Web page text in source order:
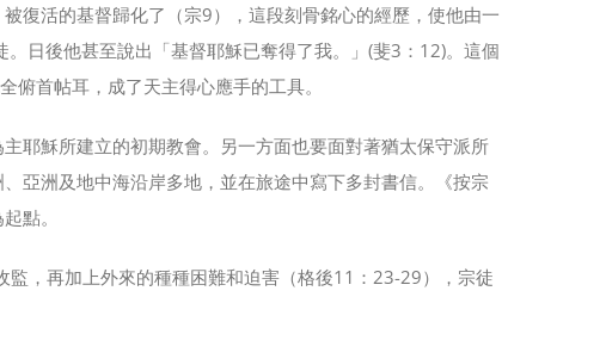
復活的基督歸化了（宗9），這段刻骨銘心的經歷，使他由一
日後他甚至說出「基督耶穌已奪得了我。」(斐3：12)。這個
首帖耳，成了天主得心應手的工具。
耶穌所建立的初期教會。另一方面也要面對著猶太保守派所
亞洲及地中海沿岸多地，並在旅途中寫下多封書信。《按宗
點。
，再加上外來的種種困難和迫害（格後11：23-29），宗徒